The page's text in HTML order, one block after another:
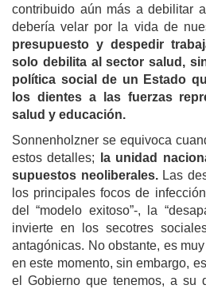
contribuido aún más a debilitar
debería velar por la vida de
presupuesto y despedir
solo debilita al sector salud,
política social de un Estado
los dientes a las fuerzas
salud y educación.
Sonnenholzner se equivoca
estos detalles;
la unidad
supuestos neoliberales. Las
los principales focos de
del “modelo exitoso”-, la
invierte en los secotres socia
antagónicas. No obstante, es
en este momento, sin embargo,
el Gobierno que tenemos, a su